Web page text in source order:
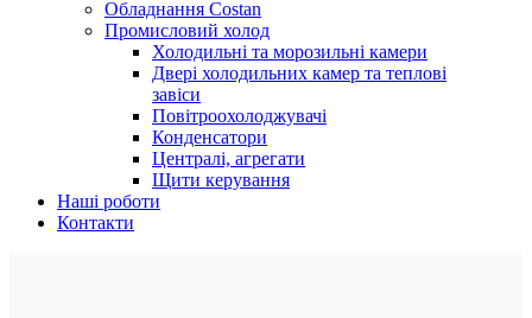
Обладнання Costan
Промисловий холод
Холодильні та морозильні камери
Двері холодильних камер та теплові
завіси
Повітроохолоджувачі
Конденсатори
Централі, агрегати
Щити керування
Наші роботи
Контакти